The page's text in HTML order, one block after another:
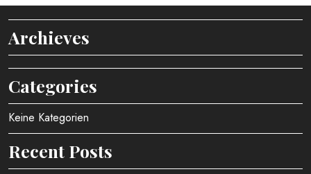
Archieves
Categories
Keine Kategorien
Recent Posts